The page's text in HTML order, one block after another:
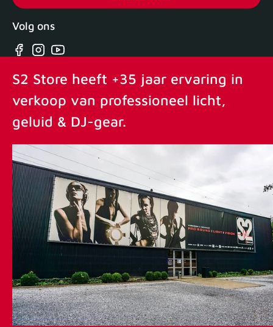
Volg ons
Facebook
Instagram
YouTube
S2 Store heeft +35 jaar ervaring in
verkoop van professioneel licht,
geluid & DJ-gear.